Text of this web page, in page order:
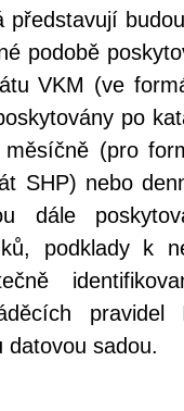
představují
podobě
VKM (ve
po
měsíčně (pro
SHP) nebo
dále
podklady k
datovou sadou.